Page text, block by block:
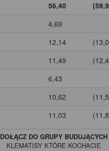
56,40
4,69
12,14
11,49
6,43
10,62
11,03
DOŁĄCZ DO GRUPY BUDUJĄCYCH
KLEMATISYKTÓRE KOCHACIE